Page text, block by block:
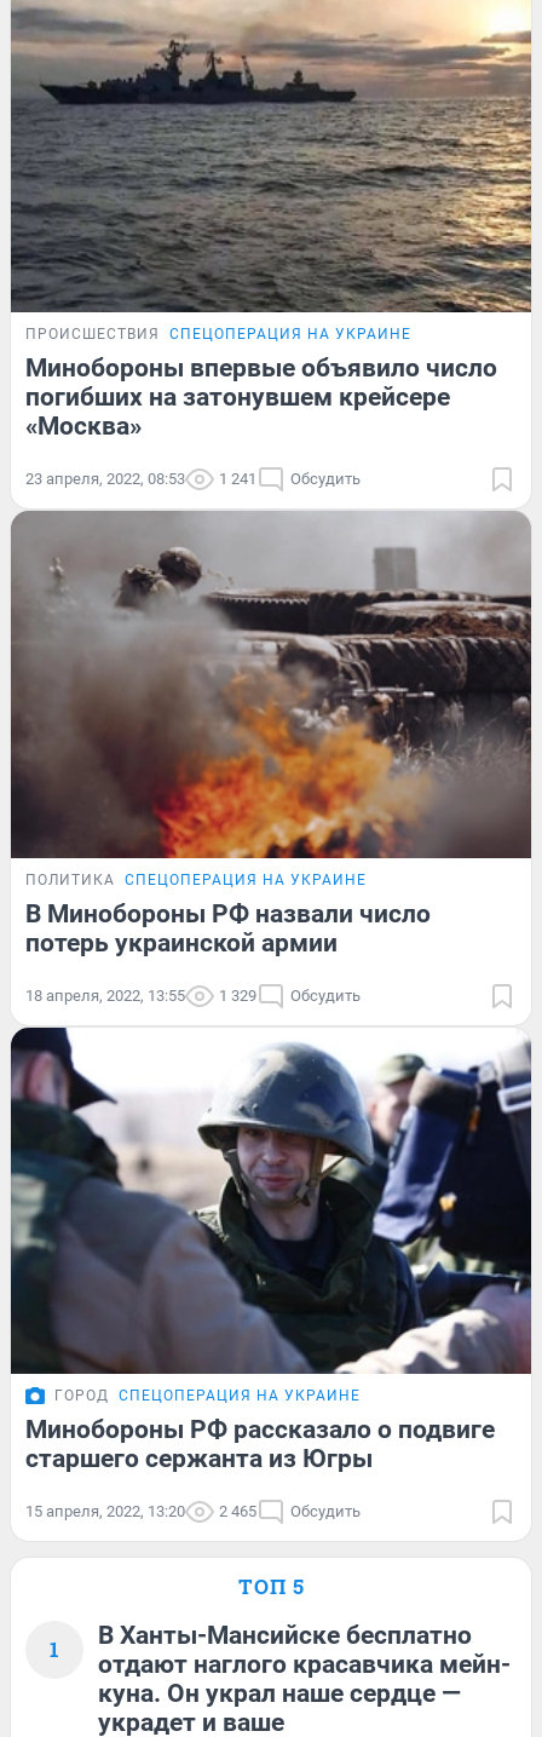
ПРОИСШЕСТВИЯ СПЕЦОПЕРАЦИЯ НА УКРАИНЕ
Минобороны впервые объявило число
погибших на затонувшем крейсере
«Москва»
23 апреля, 2022, 08:53 1 241 Обсудить
ПОЛИТИКА СПЕЦОПЕРАЦИЯ НА УКРАИНЕ
В Минобороны РФ назвали число
потерь украинской армии
18 апреля, 2022, 13:55 1 329 Обсудить
ГОРОД СПЕЦОПЕРАЦИЯ НА УКРАИНЕ
Минобороны РФ рассказало о подвиге
старшего сержанта из Югры
15 апреля, 2022, 13:20 2 465 Обсудить
ТОП 5
1
В Ханты-Мансийске бесплатно
отдают наглого красавчика мейн-
куна. Он украл наше сердце —
украдет и ваше